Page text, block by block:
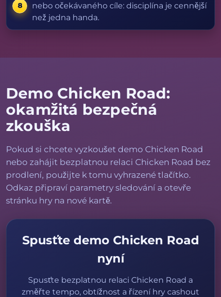
nebo očekávaného cíle: disciplína je cennější
než jedna handa.
Demo Chicken Road:
okamžitá bezpečná
zkouška
Pokud si chcete vyzkoušet demo Chicken Road
nebo zahájit bezplatnou relaci Chicken Road bez
prodlení, použijte k tomu vyhrazené tlačítko.
Odkaz připraví parametry sledování a otevře
stránku hry na nové kartě.
Spusťte demo Chicken Road
nyní
Spusťte bezplatnou relaci Chicken Road a
změřte tempo, obtížnost a řízení hry cashout